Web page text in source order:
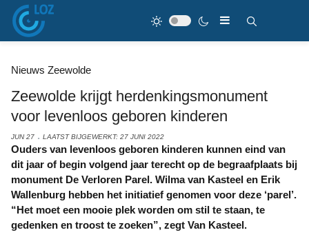
Nieuws Zeewolde
Zeewolde krijgt herdenkingsmonument
voor levenloos geboren kinderen
JUN 27 LAATST BIJGEWERKT: 27 JUNI 2022
Ouders van levenloos geboren kinderen kunnen eind van
dit jaar of begin volgend jaar terecht op de begraafplaats bij
monument De Verloren Parel. Wilma van Kasteel en Erik
Wallenburg hebben het initiatief genomen voor deze ‘parel’.
“Het moet een mooie plek worden om stil te staan, te
gedenken en troost te zoeken”, zegt Van Kasteel.